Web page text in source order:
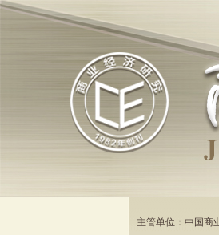
主管单位：中国商